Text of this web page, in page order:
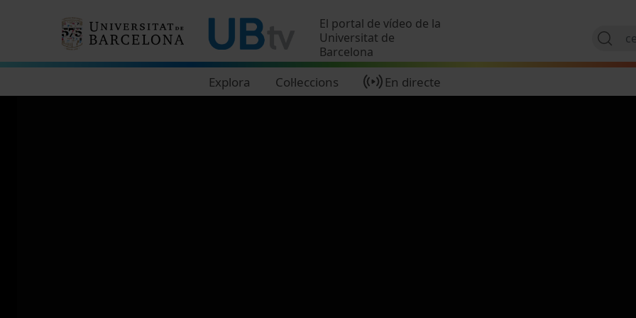
El portal de vídeo de la
Universitat de
Barcelona
Explora Col·leccions En directe